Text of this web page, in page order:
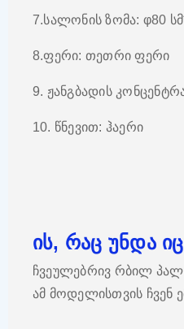
7.სალონის ზომა: φ80
8.ფერი: თეთრი ფერი
9. ჟანგბადის
10. წნევით: ჰაერი
ის, რაც უნდა
ჩვეულებრივ რბილ
ამ მოდელისთვის ჩვენ